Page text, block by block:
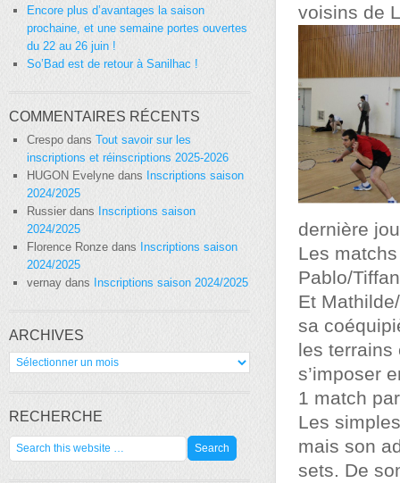
voisins de
dernière
Les
Pablo/
Et
sa
les terrains
s’imposer
1 match
Les
mais son
sets. De
Encore plus d’avantages la saison
prochaine, et une semaine portes ouvertes
du 22 au 26 juin !
So’Bad est de retour à Sanilhac !
COMMENTAIRES RÉCENTS
Crespo dans Tout savoir sur les
inscriptions et réinscriptions 2025-2026
HUGON Evelyne dans Inscriptions saison
2024/2025
Russierdans Inscriptions saison
2024/2025
Florence Ronze dans Inscriptions saison
2024/2025
vernay dans Inscriptions saison 2024/2025
ARCHIVES
Archives
RECHERCHE